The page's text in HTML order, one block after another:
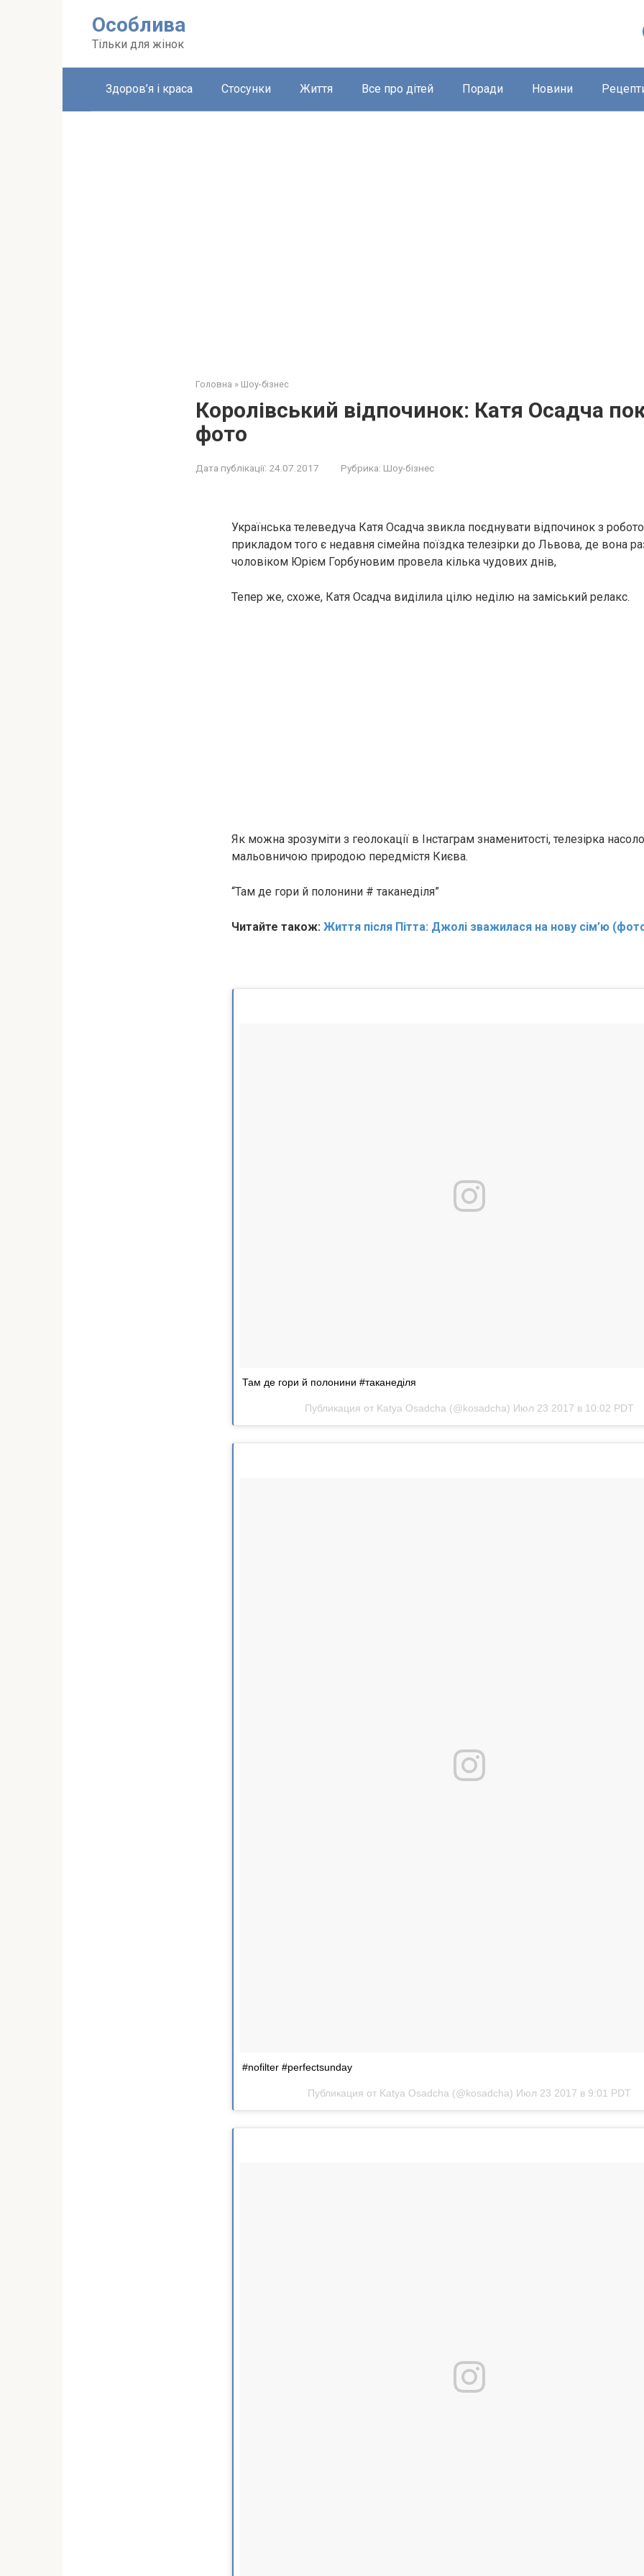
Особлива
Тільки для жінок
Здоров’я і краса Стосунки Життя Все про дітей Поради Новини
Головна » Шоу-бізнес
Королівський відпочинок: Катя Осадча
фото
Дата публікації: 24.07.2017 Рубрика: Шоу-бізнес
Українська телеведуча Катя Осадча звикла поєднувати відпочинок з
прикладом того є недавня сімейна поїздка телезірки до Львова, де вона
чоловіком Юрієм Горбуновим провела кілька чудових днів,
Тепер же, схоже, Катя Осадча виділила цілю неділю на заміський релакс.
Як можна зрозуміти з геолокації в Інстаграм знаменитості, телезірка
мальовничою природою передмістя Києва.
“Там де гори й полонини # таканеділя”
Читайте також: Життя після Пітта: Джолі зважилася на нову сім’ю
Там де гори й полонини #таканеділя
Публикация от Katya Osadcha (@kosadcha) Июл 23 2017 в 10:02 PDT
#nofilter #perfectsunday
Публикация от Katya Osadcha (@kosadcha) Июл 23 2017 в 9:01 PDT